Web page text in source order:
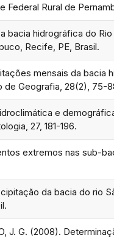
Rural de
hidrográfica do
Recife, PE, Brasil.
mensais da bacia
de Geografia, 28(2), 75-
e
27, 181-196.
extremos nas sub-
da bacia do rio
J. G. (2008).